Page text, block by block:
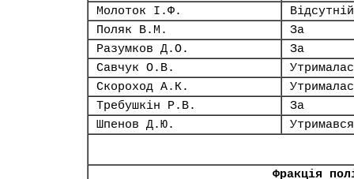
Молоток І.Ф.
Відсутній
Поляк В.М.
За
Разумков Д.О.
За
Савчук О.В.
Скороход А.К.
Требушкін Р.В.
За
Шпенов Д.Ю.
Утримався
Фракція